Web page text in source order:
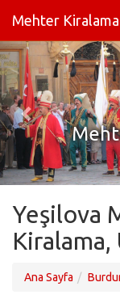
Mehter
Yeşilova
Ana Sayfa